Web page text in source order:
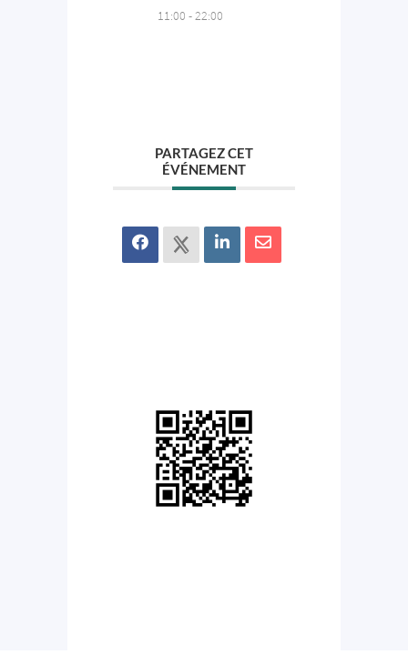
11:00 - 22:00
PARTAGEZ CET
ÉVÉNEMENT